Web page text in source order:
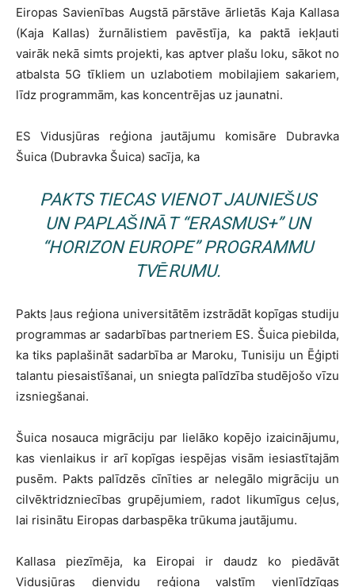
Eiropas Savienības Augstā pārstāve ārlietās Kaja Kallasa
(Kaja Kallas) žurnālistiem pavēstīja, ka paktā iekļauti
vairāk nekā simts projekti, kas aptver plašu loku, sākot no
atbalsta 5G tīkliem un uzlabotiem mobilajiem sakariem,
līdz programmām, kas koncentrējas uz jaunatni.
ES Vidusjūras reģiona jautājumu komisāre Dubravka
Šuica (Dubravka Šuica) sacīja, ka
PAKTS TIECAS VIENOT JAUNIEŠUS
UN PAPLAŠINĀT “ERASMUS+” UN
“HORIZON EUROPE” PROGRAMMU
TVĒRUMU.
Pakts ļaus reģiona universitātēm izstrādāt kopīgas studiju
programmas ar sadarbības partneriem ES. Šuica piebilda,
ka tiks paplašināt sadarbība ar Maroku, Tunisiju un Ēģipti
talantu piesaistīšanai, un sniegta palīdzība studējošo vīzu
izsniegšanai.
Šuica nosauca migrāciju par lielāko kopējo izaicinājumu,
kas vienlaikus ir arī kopīgas iespējas visām iesiastītajām
pusēm. Pakts palīdzēs cīnīties ar nelegālo migrāciju un
cilvēktridzniecības grupējumiem, radot likumīgus ceļus,
lai risinātu Eiropas darbaspēka trūkuma jautājumu.
Kallasa piezīmēja, ka Eiropai ir daudz ko piedāvāt
Vidusjūras dienvidu reģiona valstīm vienlīdzīgas